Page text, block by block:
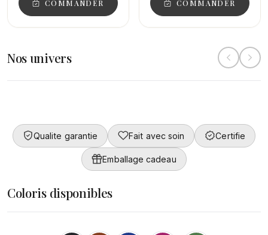
COMMANDER COMMANDER
Nos univers
Femme
DÉCOUVRIR
Qualite garantie Fait avec soin Certifie
Emballage cadeau
Coloris disponibles